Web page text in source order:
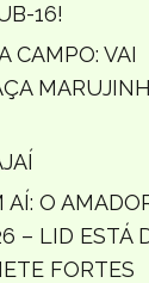
16!
CAMPO: VAI
AÍ: O
– LID ESTÁ
FORTES